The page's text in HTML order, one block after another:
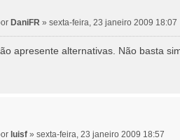
DaniFR »sexta-feira, 23 janeiro 2009 18:07
apresente alternativas. Não basta
luisf »sexta-feira, 23 janeiro 2009 18:57